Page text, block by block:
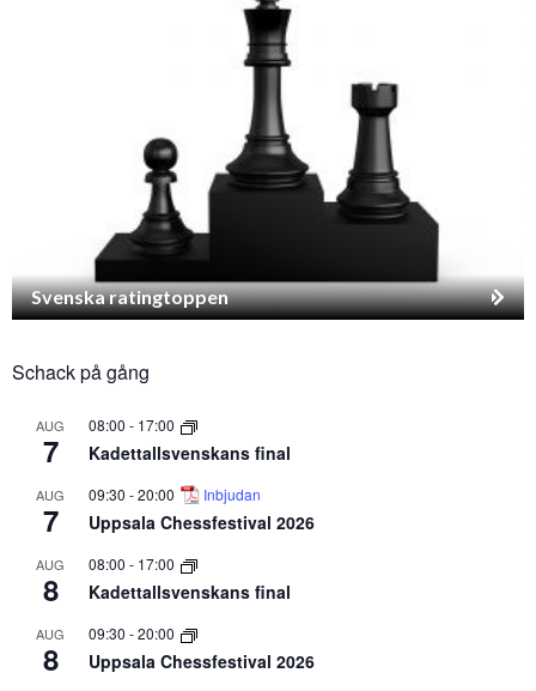
Svenska ratingtoppen
Schack på gång
AUG
7
08:00 - 17:00
Kadettallsvenskans final
AUG
7
09:30 -20:00 Inbjudan
Uppsala Chessfestival 2026
AUG
8
08:00 - 17:00
Kadettallsvenskans final
AUG
8
09:30 -20:00
Uppsala Chessfestival 2026